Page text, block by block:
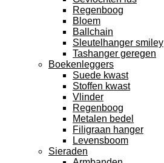
Regenboog
Bloem
Ballchain
Sleutelhanger smiley
Tashanger geregen
Boekenleggers
Suede kwast
Stoffen kwast
Vlinder
Regenboog
Metalen bedel
Filigraan hanger
Levensboom
Sieraden